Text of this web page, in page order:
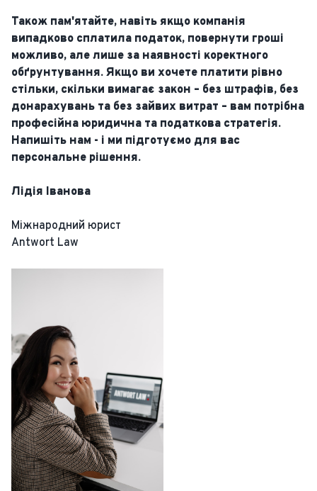
Також пам'ятайте, навіть якщо компанія
випадково сплатила податок, повернути гроші
можливо, але лише за наявності коректного
обґрунтування. Якщо ви хочете платити рівно
стільки, скільки вимагає закон – без штрафів, без
донарахувань та без зайвих витрат – вам потрібна
професійна юридична та податкова стратегія.
Напишіть нам - і ми підготуємо для вас
персональне рішення.
Лідія Іванова
Міжнародний юрист
Antwort Law